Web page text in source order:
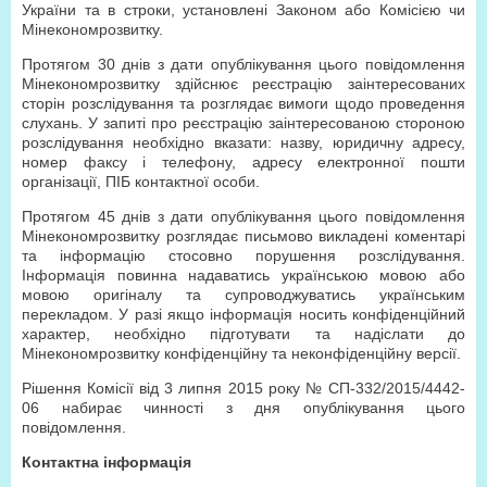
України та в строки, установлені Законом або Комісією чи
Мінекономрозвитку.
Протягом 30 днів з дати опублікування цього повідомлення
Мінекономрозвитку здійснює реєстрацію заінтересованих
сторін розслідування та розглядає вимоги щодо проведення
слухань. У запиті про реєстрацію заінтересованою стороною
розслідування необхідно вказати: назву, юридичну адресу,
номер факсу і телефону, адресу електронної пошти
організації, ПІБ контактної особи.
Протягом 45 днів з дати опублікування цього повідомлення
Мінекономрозвитку розглядає письмово викладені коментарі
та інформацію стосовно порушення розслідування.
Інформація повинна надаватись українською мовою або
мовою оригіналу та супроводжуватись українським
перекладом. У разі якщо інформація носить конфіденційний
характер, необхідно підготувати та надіслати до
Мінекономрозвитку конфіденційну та неконфіденційну версії.
Рішення Комісії від 3 липня 2015 року № СП-332/2015/4442-
06 набирає чинності з дня опублікування цього
повідомлення.
Контактна інформація